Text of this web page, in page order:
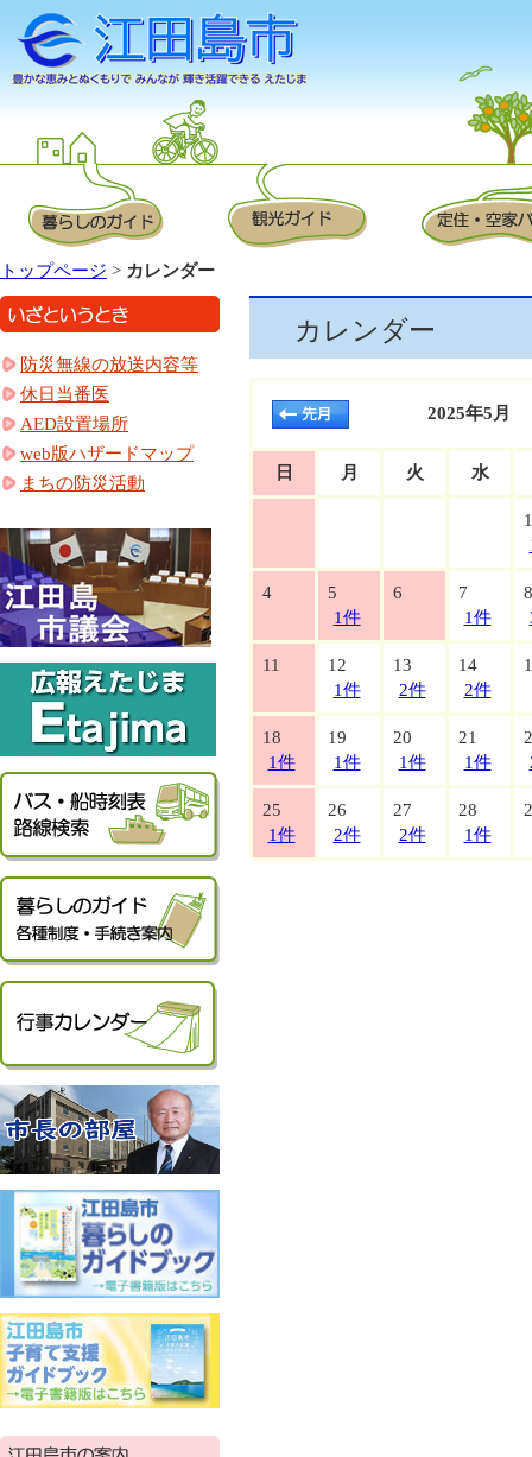
トップページ > カレンダー
カレンダー
2025年5月
日 月 火 水
1
4
5
1件
6
7
1件
8
11
12
1件
13
2件
14
2件
18
1件
19
1件
20
1件
21
1件
25
1件
26
2件
27
2件
28
1件
防災無線の放送内容等
休日当番医
AED設置場所
web版ハザードマップ
まちの防災活動